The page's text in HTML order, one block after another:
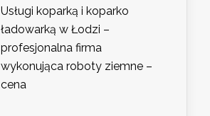
Usługi koparką i koparko
ładowarką w Łodzi –
profesjonalna firma
wykonująca roboty ziemne –
cena